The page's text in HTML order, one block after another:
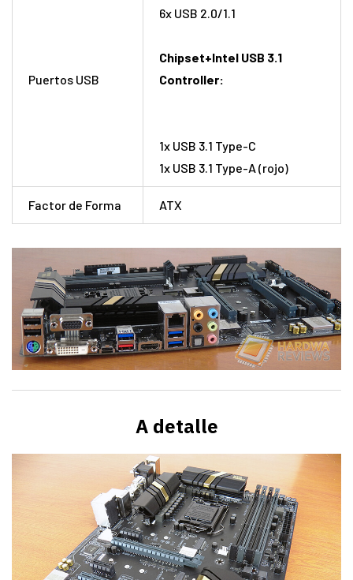
Puertos USB
6x USB 2.0/1.1
Chipset+Intel USB 3.1
Controller:
1x USB 3.1 Type-C
1x USB 3.1 Type-A (rojo)
Factor de Forma ATX
A detalle